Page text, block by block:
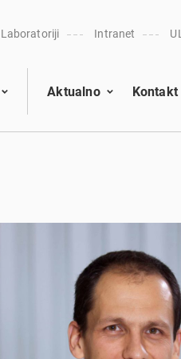
Laboratoriji Intranet UL
Aktualno Kontakt